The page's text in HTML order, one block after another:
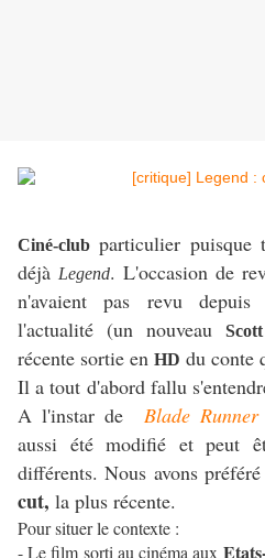
Ciné-club particulier puisque
déjà Legend. L'occasion de
n'avaient pas revu depuis
l'actualité (un nouveau
Scott
récente sortie en HD du conte
Il a tout d'abord fallu
A l'instar de
Blade Runner
aussi été modifié et peut
différents. Nous avons
cut, la plus récente.
Pour situer le contexte :
- Le film sorti au cinéma aux